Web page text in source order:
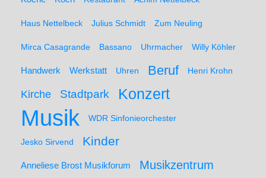
Haus Nettelbeck Julius Schmidt Zum Neuling
Mirca Casagrande Bassano Uhrmacher Willy Köhler
Handwerk Werkstatt Uhren Beruf Henri Krohn
Kirche Stadtpark Konzert
Musik WDR Sinfonieorchester
Jesko Sirvend Kinder
Anneliese Brost Musikforum Musikzentrum